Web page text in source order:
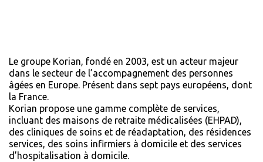
Le groupe Korian, fondé en 2003, est un acteur majeur
dans le secteur de l’accompagnement des personnes
âgées en Europe. Présent dans sept pays européens, dont
la France.
Korian propose une gamme complète de services,
incluant des maisons de retraite médicalisées (EHPAD),
des cliniques de soins et de réadaptation, des résidences
services, des soins infirmiers à domicile et des services
d’hospitalisation à domicile.